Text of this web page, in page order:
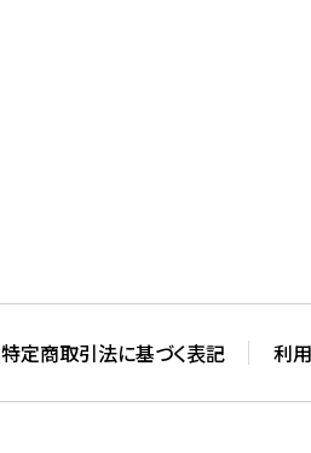
特定商取引法に基づく表記 利